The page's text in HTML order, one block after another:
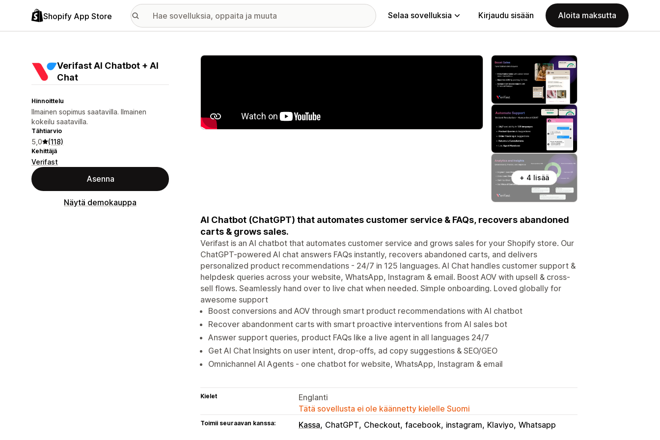
Shopify App Store Selaa sovelluksia Kirjaudu sisään Aloita maksutta
Verifast AI Chatbot + AI
Chat
Hinnoittelu
Ilmainen sopimus saatavilla. Ilmainen
kokeilu saatavilla.
Tähtiarvio
5,0 (118)
Kehittäjä
Verifast
Asenna
Näytä demokauppa
Esittelykuvagalleria
+ 4 lisää
AI Chatbot (ChatGPT) that automates customer service & FAQs, recovers abandoned
carts & grows sales.
Verifast is an AI chatbot that automates customer service and grows sales for your Shopify store. Our
ChatGPT-powered AI chat answers FAQs instantly, recovers abandoned carts, and delivers
personalized product recommendations - 24/7 in 125 languages. AI Chat handles customer support &
helpdesk queries across your website, WhatsApp, Instagram & email. Boost AOV with upsell & cross-
sell flows. Seamlessly hand over to live chat when needed. Simple onboarding. Loved globally for
awesome support
Boost conversions and AOV through smart product recommendations with AI chatbot
Recover abandonment carts with smart proactive interventions from AI sales bot
Answer support queries, product FAQs like a live agent in all languages 24/7
Get AI Chat Insights on user intent, drop-offs, ad copy suggestions & SEO/GEO
Omnichannel AI Agents - one chatbot for website, WhatsApp, Instagram & email
Kielet
Englanti
Tätä sovellusta ei ole käännetty kielelle Suomi
Toimii seuraavan kanssa: Kassa ChatGPT Checkout facebook instagram Klaviyo Whatsapp